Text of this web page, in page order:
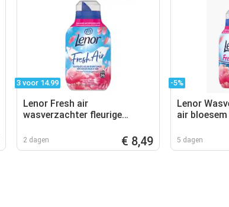
3 voor 14.99
Lenor Fresh air
wasverzachter fleurige
2 dagen € 8,49
-5%
Lenor
air
5 dagen